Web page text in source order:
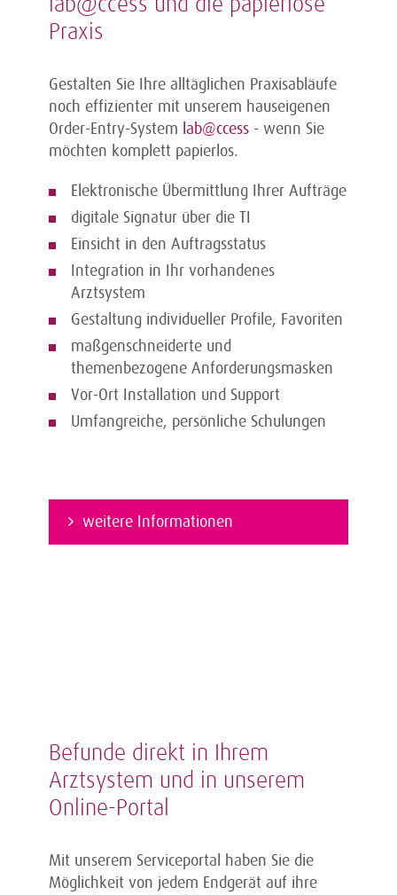
lab@ccess und die papierlose
Praxis
Gestalten Sie Ihre alltäglichen Praxisabläufe
noch effizienter mit unserem hauseigenen
Order-Entry-System lab@ccess - wenn Sie
möchten komplett papierlos.
Elektronische Übermittlung Ihrer Aufträge
digitale Signatur über die TI
Einsicht in den Auftragsstatus
Integration in Ihr vorhandenes
Arztsystem
Gestaltung individueller Profile, Favoriten
maßgenschneiderte und
themenbezogene Anforderungsmasken
Vor-Ort Installation und Support
Umfangreiche, persönliche Schulungen
weitere Informationen
Befunde direkt in Ihrem
Arztsystem und in unserem
Online-Portal
Mit unserem Serviceportal haben Sie die
Möglichkeit von jedem Endgerät auf ihre